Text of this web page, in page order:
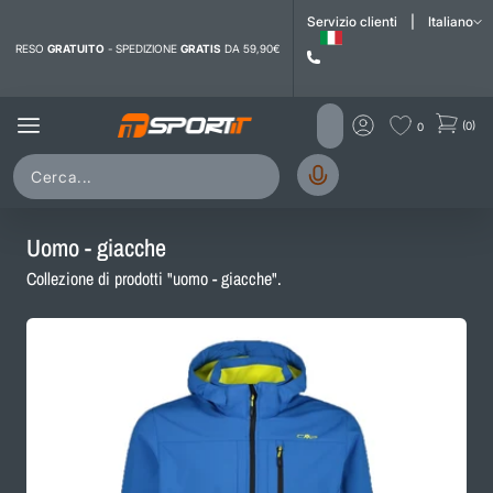
RESO GRATUITO - SPEDIZIONE GRATIS DA 59,90€
Servizio clienti Italiano
0 (0)
Uomo - giacche
Collezione di prodotti "uomo - giacche".